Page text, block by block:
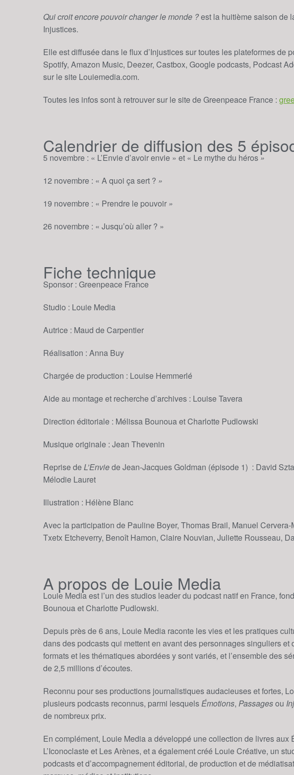
Qui croit encore pouvoir changer le monde ?est la huitième saison de
Injustices.
Elle est diffusée dans le flux d’Injustices sur toutes les plateformes de
Spotify, Amazon Music, Deezer, Castbox, Google podcasts, Podcast
sur le site Louiemedia.com.
Toutes les infos sont à retrouver sur le site de Greenpeace France :
Calendrier de diffusion des 5
5 novembre : « L’Envie d’avoir envie » et « Le mythe du héros»
12 novembre : « A quoi ça sert ? »
19 novembre : « Prendre le pouvoir »
26 novembre : « Jusqu’où aller ? »
Fiche technique
Sponsor : Greenpeace France
Studio : Louie Media
Autrice : Maud de Carpentier
Réalisation : Anna Buy
Chargée de production : Louise Hemmerlé
Aide au montage et recherche d’archives : Louise Tavera
Direction éditoriale : Mélissa Bounoua et Charlotte Pudlowski
Musique originale : Jean Thevenin
Reprise de L’Enviede Jean-Jacques Goldman (épisode 1) : David
Mélodie Lauret
Illustration : Hélène Blanc
Avec la participation de Pauline Boyer, Thomas Brail, Manuel
Txetx Etcheverry, Benoît Hamon, Claire Nouvian, Juliette Rousseau,
A propos de Louie Media
Louie Media est l’un des studios leader du podcast natif en France,
Bounoua et Charlotte Pudlowski.
Depuis près de 6 ans, Louie Media raconte les vies et les pratiques
dans des podcasts qui mettent en avant des personnages singuliers et
formats et les thématiques abordées y sont variés, et l’ensemble des
de 2,5 millions d’écoutes.
Reconnu pour ses productions journalistiques audacieuses et fortes,
plusieurs podcasts reconnus, parmi lesquelsÉmotions, Passagesou
de nombreux prix.
En complément, Louie Media a développé une collection de livres aux
L’Iconoclaste et Les Arènes, et a également créé Louie Créative, un
podcasts et d’accompagnement éditorial, de production et de